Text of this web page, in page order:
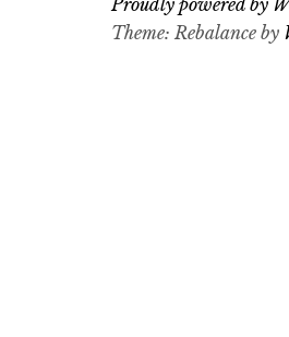
Theme: Rebalance by